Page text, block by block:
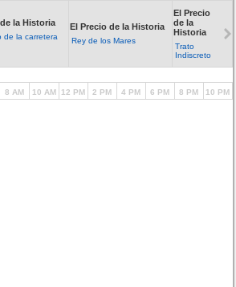
la Historia
de la carretera
El Precio de la Historia
Rey de los Mares
El Precio
de la
Historia
Trato
Indiscreto
8 AM 10 AM 12 PM 2 PM 4 PM 6 PM 8 PM 10 PM